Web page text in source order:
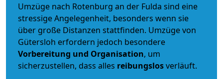
Umzüge nach Rotenburg an der Fulda sind eine
stressige Angelegenheit, besonders wenn sie
über große Distanzen stattfinden. Umzüge von
Gütersloh erfordern jedoch besondere
Vorbereitung und Organisation, um
sicherzustellen, dass alles reibungslosverläuft.